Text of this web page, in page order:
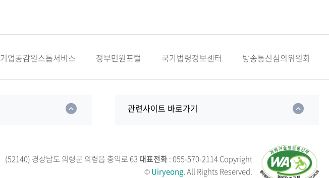
기업공감원스톱서비스 정부민원포털 국가법령정보센터 방송통신심의위원회
관련사이트 바로가기
(52140) 경상남도 의령군 의령읍 충익로 63 대표전화: 055-570-2114Copyright
©Uiryeong.All Rights Reserved.